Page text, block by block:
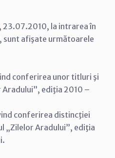
23.07.2010, la intrarea în
sunt afişate următoarele
conferirea unor titluri şi
ediţia 2010 –
conferirea distincţiei
„Zilelor Aradului”, ediţia